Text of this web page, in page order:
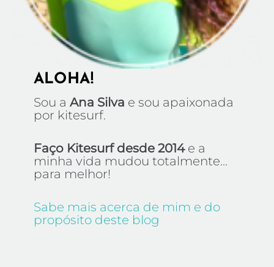
ALOHA!
Sou a Ana Silva e sou apaixonada
por kitesurf.
Faço Kitesurf desde 2014e a
minha vida mudou totalmente...
para melhor!
Sabe mais acerca de mim e do
propósito deste blog